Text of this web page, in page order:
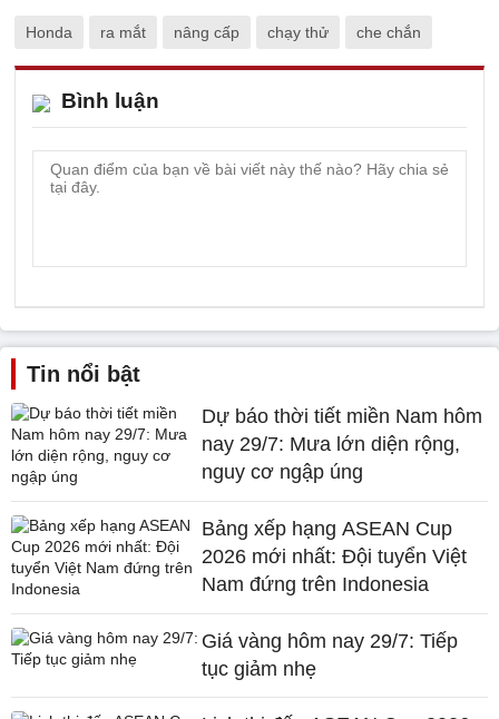
Honda ra mắt nâng cấp chạy thử che chắn
Bình luận
Tin nổi bật
Dự báo thời tiết miền Nam hôm
nay 29/7: Mưa lớn diện rộng,
nguy cơ ngập úng
Bảng xếp hạng ASEAN Cup
2026 mới nhất: Đội tuyển Việt
Nam đứng trên Indonesia
Giá vàng hôm nay 29/7: Tiếp
tục giảm nhẹ